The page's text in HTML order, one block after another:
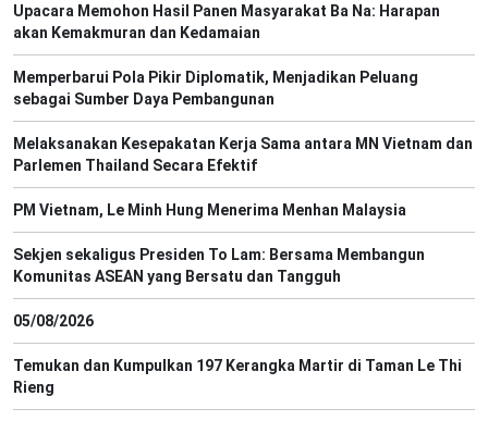
Upacara Memohon Hasil Panen Masyarakat Ba Na: Harapan
akan Kemakmuran dan Kedamaian
Memperbarui Pola Pikir Diplomatik, Menjadikan Peluang
sebagai Sumber Daya Pembangunan
Melaksanakan Kesepakatan Kerja Sama antara MN Vietnam dan
Parlemen Thailand Secara Efektif
PM Vietnam, Le Minh Hung Menerima Menhan Malaysia
Sekjen sekaligus Presiden To Lam: Bersama Membangun
Komunitas ASEAN yang Bersatu dan Tangguh
05/08/2026
Temukan dan Kumpulkan 197 Kerangka Martir di Taman Le Thi
Rieng